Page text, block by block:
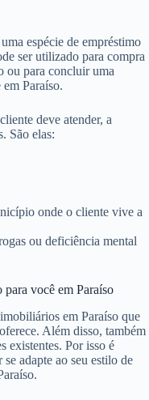
espécie de empréstimo
ser utilizado para compra
ou para concluir uma
Paraíso.
deve atender, a
São elas:
onde o cliente vive a
ou deficiência mental
você em Paraíso
em Paraíso que
Além disso, também
existentes. Por isso é
adapte ao seu estilo de